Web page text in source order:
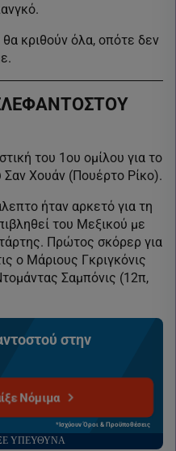
θα κριθούν όλα, οπότε δεν
του 1ου ομίλου για το
Χουάν (Πουέρτο Ρίκο).
ήταν αρκετό για τη
του Μεξικού με
Πρώτος σκόρερ για
ο Μάριους Γκριγκόνις
Σαμπόνις (12π,
στην
Νόμιμα
*Ισχύουν Όροι & Προϋποθέσεις
ΥΠΕΥΘΥΝΑ